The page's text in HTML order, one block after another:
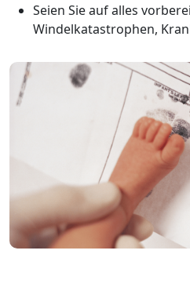
Seien Sie auf alles
Windelkatastrophen,